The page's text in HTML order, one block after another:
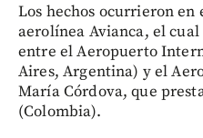
Los hechos ocurrieron en
aerolínea Avianca, el
entre el Aeropuerto
Aires, Argentina) y el
María Córdova, que
(Colombia).